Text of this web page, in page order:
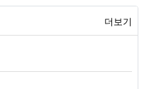
더보기